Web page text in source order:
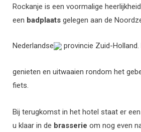
Rockanje is een voormalige
een badplaats gelegen aan de
Nederlandse provincie Zuid-
genieten en uitwaaien rondom het
fiets.
Bij terugkomst in het hotel staat er een
u klaar in de brasserie om nog even